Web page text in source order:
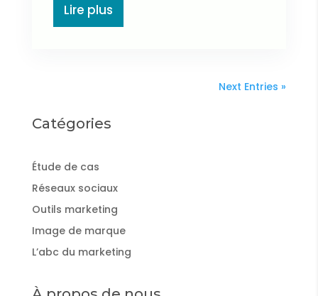
Lire plus
Next Entries »
Catégories
Étude de cas
Réseaux sociaux
Outils marketing
Image de marque
L’abc du marketing